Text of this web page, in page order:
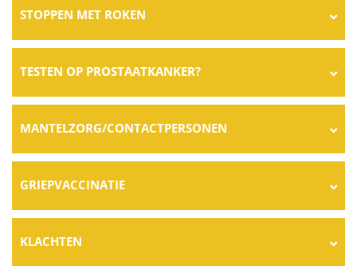
STOPPEN MET ROKEN
TESTEN OP PROSTAATKANKER?
MANTELZORG/CONTACTPERSONEN
GRIEPVACCINATIE
KLACHTEN